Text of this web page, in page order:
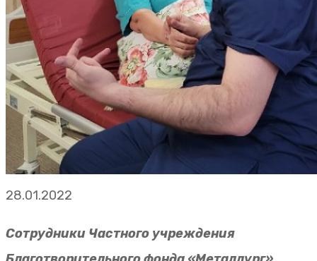
28.01.2022
Сотрудники Частного учреждения